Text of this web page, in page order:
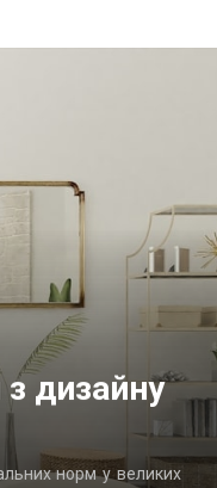
дизайну
норм у великих